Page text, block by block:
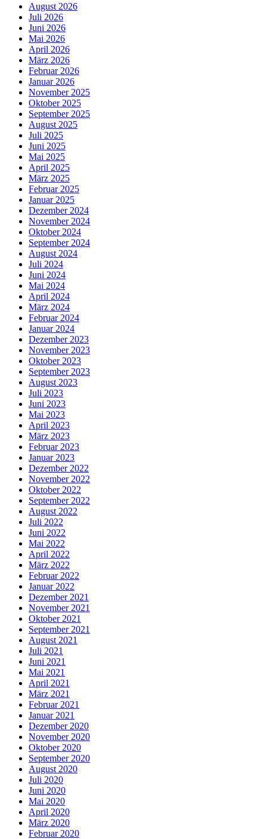
August 2026
Juli 2026
Juni 2026
Mai 2026
April 2026
März 2026
Februar 2026
Januar 2026
November 2025
Oktober 2025
September 2025
August 2025
Juli 2025
Juni 2025
Mai 2025
April 2025
März 2025
Februar 2025
Januar 2025
Dezember 2024
November 2024
Oktober 2024
September 2024
August 2024
Juli 2024
Juni 2024
Mai 2024
April 2024
März 2024
Februar 2024
Januar 2024
Dezember 2023
November 2023
Oktober 2023
September 2023
August 2023
Juli 2023
Juni 2023
Mai 2023
April 2023
März 2023
Februar 2023
Januar 2023
Dezember 2022
November 2022
Oktober 2022
September 2022
August 2022
Juli 2022
Juni 2022
Mai 2022
April 2022
März 2022
Februar 2022
Januar 2022
Dezember 2021
November 2021
Oktober 2021
September 2021
August 2021
Juli 2021
Juni 2021
Mai 2021
April 2021
März 2021
Februar 2021
Januar 2021
Dezember 2020
November 2020
Oktober 2020
September 2020
August 2020
Juli 2020
Juni 2020
Mai 2020
April 2020
März 2020
Februar 2020